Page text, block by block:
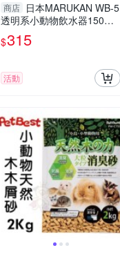
商店 日本MARUKAN WB-5
透明系小動物飲水器150ml
『寵喵樂旗艦店』
$315
活動